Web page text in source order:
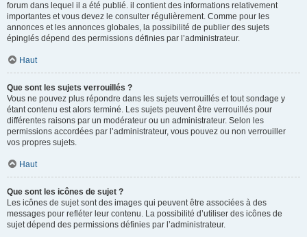
forum dans lequel il a été publié. il contient des informations relativement
importantes et vous devez le consulter régulièrement. Comme pour les
annonces et les annonces globales, la possibilité de publier des sujets
épinglés dépend des permissions définies par l’administrateur.
Haut
Que sont les sujets verrouillés ?
Vous ne pouvez plus répondre dans les sujets verrouillés et tout sondage y
étant contenu est alors terminé. Les sujets peuvent être verrouillés pour
différentes raisons par un modérateur ou un administrateur. Selon les
permissions accordées par l’administrateur, vous pouvez ou non verrouiller
vos propres sujets.
Haut
Que sont les icônes de sujet ?
Les icônes de sujet sont des images qui peuvent être associées à des
messages pour refléter leur contenu. La possibilité d’utiliser des icônes de
sujet dépend des permissions définies par l’administrateur.